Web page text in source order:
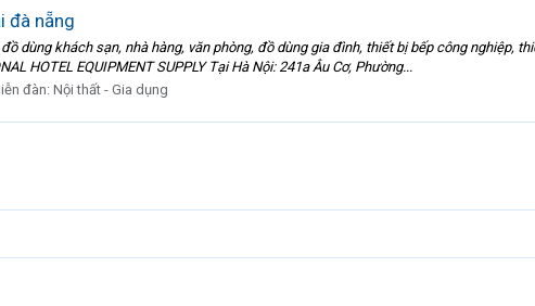
đà nẵng
dùng khách sạn, nhà hàng, văn phòng, đồ dùng gia đình, thiết bị bếp công nghiệp,
HOTEL EQUIPMENT SUPPLY Tại Hà Nội: 241a Âu Cơ, Phường...
đàn:Nội thất - Gia dụng